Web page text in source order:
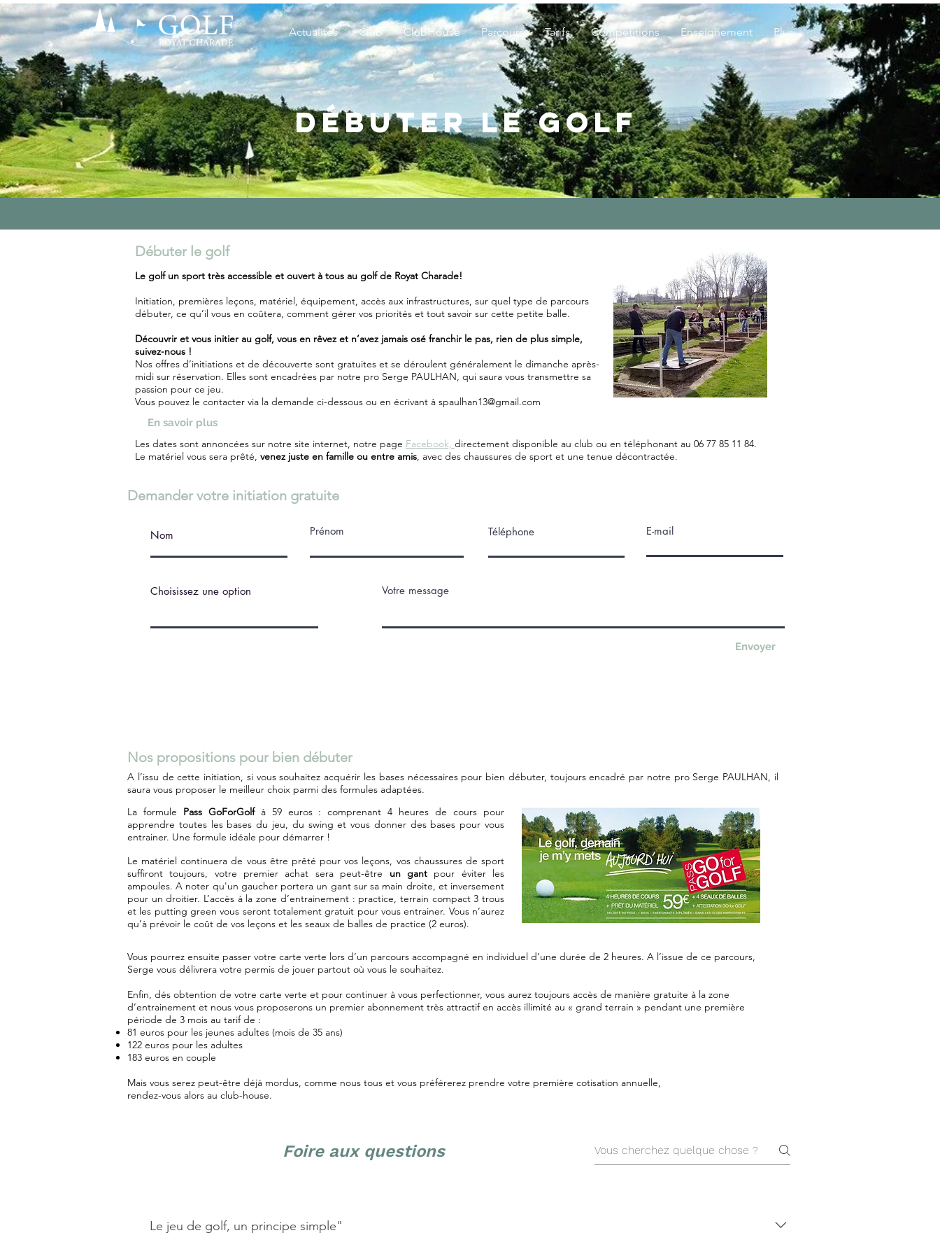
Actualités Club ClubHouse Parcours Tarifs Compétitions Enseignement Plus...
DÉBUTER LE GOLF
Le golf un sport très accessible et ouvert à tous au golf de Royat Charade!
Initiation, premières leçons, matériel, équipement, accès aux infrastructures, sur quel type de parcours
débuter, ce qu’il vous en coûtera, comment gérer vos priorités et tout savoir sur cette petite balle.
Découvrir et vous initier au golf, vous en rêvez et n’avez jamais osé franchir le pas, rien de plus simple,
suivez-nous !
Nos offres d’initiations et de découverte sont gratuites et se déroulent généralement le dimanche après-
midi sur réservation. Elles sont encadrées par notre pro Serge PAULHAN, qui saura vous transmettre sa
passion pour ce jeu.
Vous pouvez le contacter via la demande ci-dessous ou en écrivant à spaulhan13@gmail.com
Débuter le golf
En savoir plus
Les dates sont annoncées sur notre site internet, notre page Facebook, directement disponible au club ou en téléphonant au 06 77 85 11 84.
Le matériel vous sera prêté, venez juste en famille ou entre amis, avec des chaussures de sport et une tenue décontractée.
Demander votre initiation gratuite
Prénom Téléphone E-mail
Votre message
Envoyer
Nos propositions pour bien débuter
A l’issu de cette initiation, si vous souhaitez acquérir les bases nécessaires pour bien débuter, toujours encadré par notre pro Serge PAULHAN, il
saura vous proposer le meilleur choix parmi des formules adaptées.
La formule Pass GoForGolfà 59 euros :comprenant 4 heures de cours pour
apprendre toutes les bases du jeu, du swing et vous donner des bases pour vous
entrainer. Une formule idéale pour démarrer !
Le matériel continuera de vous être prêté pour vos leçons, vos chaussures de sport
suffiront toujours, votre premier achat sera peut-être un gantpour éviter les
ampoules. A noter qu'un gaucher portera un gant sur sa main droite, et inversement
pour un droitier. L’accès à la zone d’entrainement : practice, terrain compact 3 trous
et les putting green vous seront totalement gratuit pour vous entrainer. Vous n’aurez
qu’à prévoir le coût de vos leçons et les seaux de balles de practice (2 euros).
Vous pourrez ensuite passer votre carte verte lors d’un parcours accompagné en individuel d’une durée de 2 heures. A l’issue de ce parcours,
Serge vous délivrera votre permis de jouer partout où vous le souhaitez.
Enfin, dés obtention de votre carte verte et pour continuer à vous perfectionner, vous aurez toujours accès de manière gratuite à la zone
d’entrainement et nous vous proposerons un premier abonnement très attractif en accès illimité au « grand terrain » pendant une première
période de 3 mois au tarif de :
81 euros pour les jeunes adultes (mois de 35 ans)
122 euros pour les adultes
183 euros en couple
Mais vous serez peut-être déjà mordus, comme nous tous et vous préférerez prendre votre première cotisation annuelle,
rendez-vous alors au club-house.
Foire aux questions
Le jeu de golf, un principe simple"